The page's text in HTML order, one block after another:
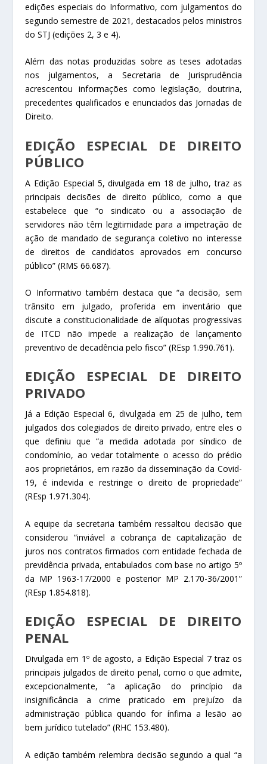
edições especiais do Informativo, com julgamentos do
segundo semestre de 2021, destacados pelos ministros
do STJ (edições 2, 3 e 4).
Além das notas produzidas sobre as teses adotadas
nos julgamentos, a Secretaria de Jurisprudência
acrescentou informações como legislação, doutrina,
precedentes qualificados e enunciados das Jornadas de
Direito.
EDIÇÃO ESPECIAL DE DIREITO
PÚBLICO
A Edição Especial 5, divulgada em 18 de julho, traz as
principais decisões de direito público, como a que
estabelece que “o sindicato ou a associação de
servidores não têm legitimidade para a impetração de
ação de mandado de segurança coletivo no interesse
de direitos de candidatos aprovados em concurso
público” (RMS 66.687).
O Informativo também destaca que “a decisão, sem
trânsito em julgado, proferida em inventário que
discute a constitucionalidade de alíquotas progressivas
de ITCD não impede a realização de lançamento
preventivo dedecadência pelo fisco” (REsp 1.990.761).
EDIÇÃO ESPECIAL DE DIREITO
PRIVADO
Já a Edição Especial 6, divulgada em 25 de julho, tem
julgados dos colegiados de direito privado, entre eles o
que definiu que “a medida adotada por síndico de
condomínio, ao vedar totalmente o acesso do prédio
aos proprietários, em razão da disseminação da Covid-
19, é indevida e restringe o direito de propriedade”
(REsp 1.971.304).
A equipe da secretaria também ressaltou decisão que
considerou “inviável a cobrança de capitalização de
juros nos contratos firmados com entidade fechada de
previdência privada, entabulados com base no artigo 5º
da MP 1963-17/2000 e posterior MP 2.170-36/2001”
(REsp 1.854.818).
EDIÇÃO ESPECIAL DE DIREITO
PENAL
Divulgada em 1º de agosto, a Edição Especial 7 traz os
principais julgados de direito penal, como o que admite,
excepcionalmente, “a aplicação do princípio da
insignificância a crime praticado em prejuízo da
administração pública quando for ínfima a lesão ao
bem jurídico tutelado” (RHC 153.480).
A edição também relembra decisão segundo a qual “a